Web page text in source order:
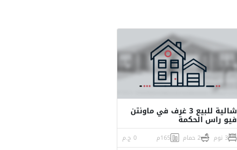
شالية للبيع 3 غرف في ماونتن
فيو راس الحكمة
3 نوم 2 حمام 165م 0 ج.م